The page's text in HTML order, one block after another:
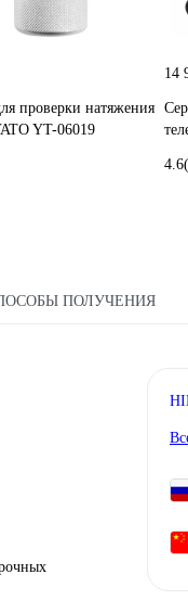
проверки натяжения
YT-06019
14
4.6
ПОЛУЧЕНИЯ